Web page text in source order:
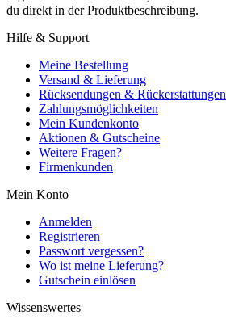
du direkt in der Produktbeschreibung.
Hilfe & Support
Meine Bestellung
Versand & Lieferung
Rücksendungen & Rückerstattungen
Zahlungsmöglichkeiten
Mein Kundenkonto
Aktionen & Gutscheine
Weitere Fragen?
Firmenkunden
Mein Konto
Anmelden
Registrieren
Passwort vergessen?
Wo ist meine Lieferung?
Gutschein einlösen
Wissenswertes